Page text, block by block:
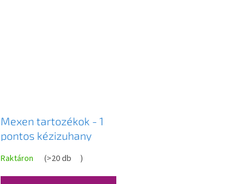
Mexen tartozékok - 1
pontos kézizuhany
Raktáron (>20 db )